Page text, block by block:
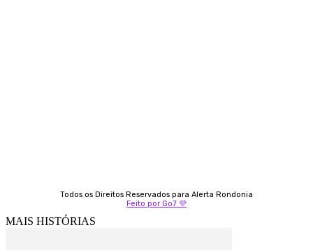
Todos os Direitos Reservados para Alerta Rondonia
Feito por Go7 💜
MAIS HISTÓRIAS